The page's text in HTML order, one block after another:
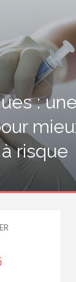
:
risque